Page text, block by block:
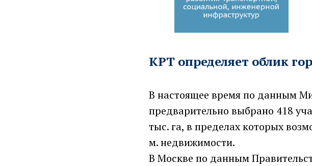
КРТ определяет облик
В настоящее время по данным
предварительно выбрано 418
тыс. га, в пределах которых
м. недвижимости.
В Москве по данным